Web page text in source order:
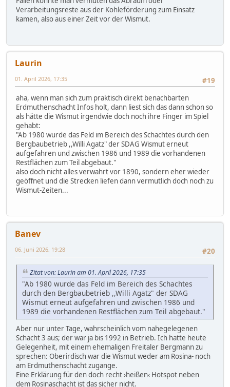
Verarbeitungsreste aus der Kohleförderung zum Einsatz
kamen, also aus einer Zeit vor der Wismut.
Laurin
#19
01. April 2026, 17:35
aha, wenn man sich zum praktisch direkt benachbarten
Erdmuthenschacht Infos holt, dann liest sich das dann schon so
als hätte die Wismut irgendwie doch noch ihre Finger im Spiel
gehabt:
"Ab 1980 wurde das Feld im Bereich des Schachtes durch den
Bergbaubetrieb ,,Willi Agatz" der SDAG Wismut erneut
aufgefahren und zwischen 1986 und 1989 die vorhandenen
Restflächen zum Teil abgebaut."
also doch nicht alles verwahrt vor 1890, sondern eher wieder
geöffnet und die Strecken liefen dann vermutlich doch noch zu
Wismut-Zeiten...
Banev
#20
06. Juni 2026, 19:28
Zitat von: Laurin am 01. April 2026, 17:35
"Ab 1980 wurde das Feld im Bereich des Schachtes
durch den Bergbaubetrieb ,,Willi Agatz" der SDAG
Wismut erneut aufgefahren und zwischen 1986 und
1989 die vorhandenen Restflächen zum Teil abgebaut."
Aber nur unter Tage, wahrscheinlich vom nahegelegenen
Schacht 3 aus; der war ja bis 1992 in Betrieb. Ich hatte heute
Gelegenheit, mit einem ehemaligen Freitaler Bergmann zu
sprechen: Oberirdisch war die Wismut weder am Rosina- noch
am Erdmuthenschacht zugange.
Eine Erklärung für den doch recht ›heißen‹ Hotspot neben
dem Rosinaschacht ist das sicher nicht.